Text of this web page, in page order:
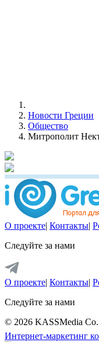
Новости Греции
Общество
Митрополит
О проекте| Контакты|
Следуйте за нами
О проекте| Контакты|
Следуйте за нами
© 2026 KASSMedia
Интернет-маркетинг